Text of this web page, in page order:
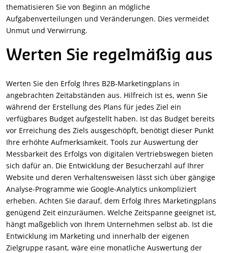
thematisieren Sie von Beginn an mögliche
Aufgabenverteilungen und Veränderungen. Dies vermeidet
Unmut und Verwirrung.
Werten Sie regelmäßig aus
Werten Sie den Erfolg Ihres B2B-Marketingplans in
angebrachten Zeitabständen aus. Hilfreich ist es, wenn Sie
während der Erstellung des Plans für jedes Ziel ein
verfügbares Budget aufgestellt haben. Ist das Budget bereits
vor Erreichung des Ziels ausgeschöpft, benötigt dieser Punkt
Ihre erhöhte Aufmerksamkeit. Tools zur Auswertung der
Messbarkeit des Erfolgs von digitalen Vertriebswegen bieten
sich dafür an. Die Entwicklung der Besucherzahl auf Ihrer
Website und deren Verhaltensweisen lässt sich über gängige
Analyse-Programme wie Google-Analytics unkompliziert
erheben. Achten Sie darauf, dem Erfolg Ihres Marketingplans
genügend Zeit einzuräumen. Welche Zeitspanne geeignet ist,
hängt maßgeblich von Ihrem Unternehmen selbst ab. Ist die
Entwicklung im Marketing und innerhalb der eigenen
Zielgruppe rasant, wäre eine monatliche Auswertung der